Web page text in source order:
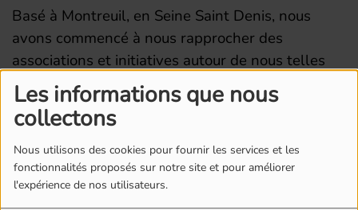
Les informations que nous
collectons
Nous utilisons des cookies pour fournir les services et les
fonctionnalités proposés sur notre site et pour améliorer
l'expérience de nos utilisateurs.
Basé à Montreuil, en Seine Saint Denis, nous
avons commencé à nous rapprocher des
associations et initiatives autour de nous telles
que
Attac93 Agrista
collectifCantine Nouvelle , le réseauAmap Ile de
France…